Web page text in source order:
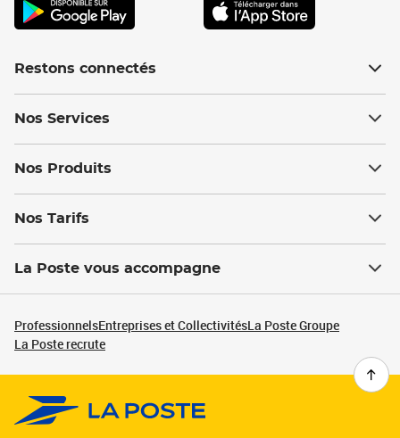
Restons connectés
Nos Services
Nos Produits
Nos Tarifs
La Poste vous accompagne
ProfessionnelsEntreprises et CollectivitésLa Poste Groupe
La Poste recrute